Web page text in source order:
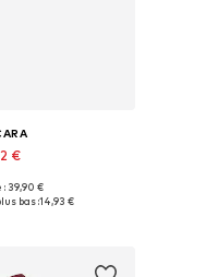
€
One Size
39,90 €
bas :14,93 €